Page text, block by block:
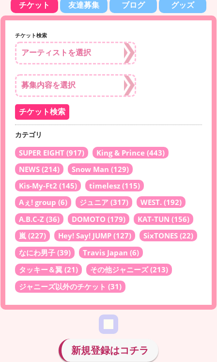
チケット 友達募集 ブログ グッズ
チケット検索
カテゴリ
SUPER EIGHT (917) King & Prince (443)
NEWS (214) Snow Man (129)
Kis-My-Ft2 (145) timelesz (115)
Aぇ! group (6) ジュニア (317) WEST. (192)
A.B.C-Z (36) DOMOTO (179) KAT-TUN (156)
嵐 (227) Hey! Say! JUMP (127) SixTONES (22)
なにわ男子 (39) Travis Japan (6)
タッキー＆翼 (21) その他ジャニーズ(213)
ジャニーズ以外のチケット (31)
新規登録はコチラ